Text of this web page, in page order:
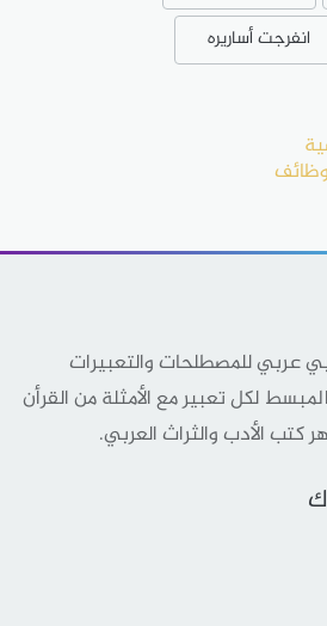
انفرجت أساريره
وظائف
عربي للمصطلحات والتعبيرات
لكل تعبير مع الأمثلة من القرأن
كتب الأدب والثراث العربي.